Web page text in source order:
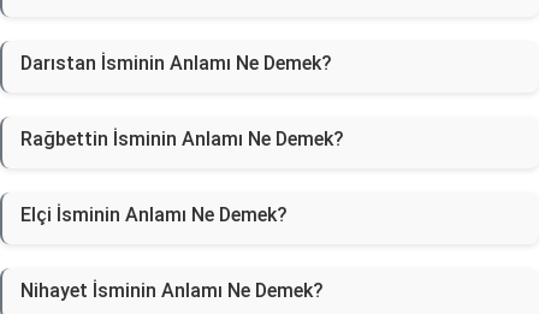
Darıstan İsminin Anlamı Ne Demek?
Rağbettin İsminin Anlamı Ne Demek?
Elçi İsminin Anlamı Ne Demek?
Nihayet İsminin Anlamı Ne Demek?